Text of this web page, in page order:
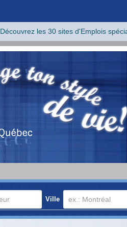
Découvrez les 30 sites d'Emplois
Ville